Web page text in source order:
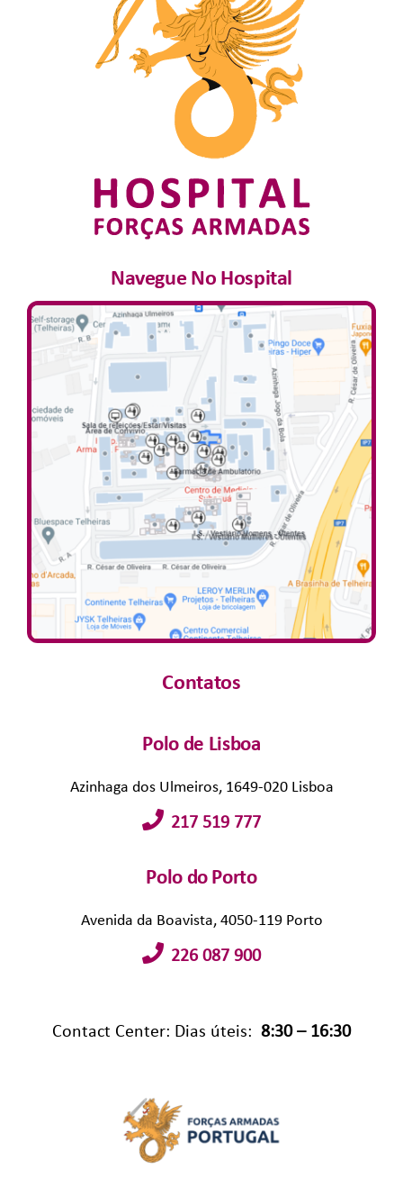
Navegue No Hospital
Contatos
Polo de Lisboa
Azinhaga dos Ulmeiros, 1649-020 Lisboa
217 519 777
Polo do Porto
Avenida da Boavista, 4050-119 Porto
226 087 900
Contact Center: Dias úteis: 8:30 – 16:30